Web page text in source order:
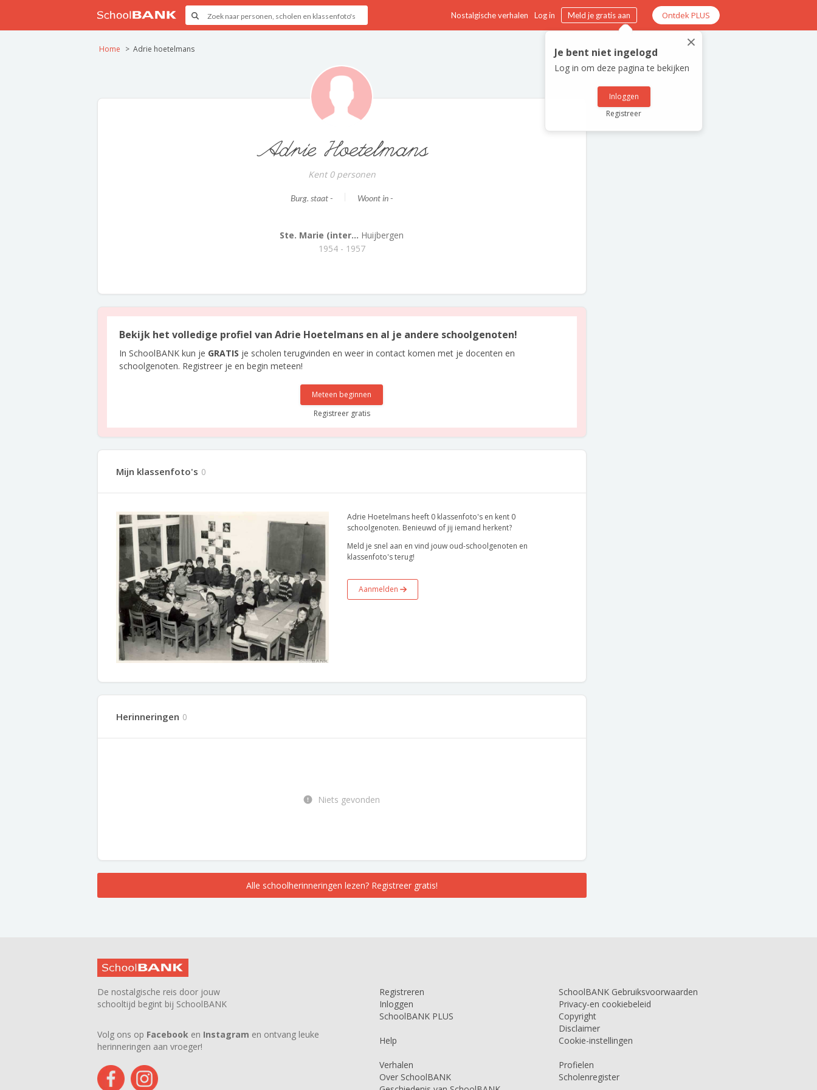
Nostalgische verhalen Log in Meld je gratis aan Ontdek PLUS
×
Je bent niet ingelogd
Log in om deze pagina te bekijken
Inloggen
Registreer
Home Adrie hoetelmans
Adrie Hoetelmans
Kent 0 personen
Burg. staat - Woont in -
Ste. Marie (inter... Huijbergen
1954 - 1957
Bekijk het volledige profiel van Adrie Hoetelmans en al je andere schoolgenoten!
In SchoolBANK kun je GRATIS je scholen terugvinden en weer in contact komen met je docenten en
schoolgenoten. Registreer je en begin meteen!
Meteen beginnen
Registreer gratis
Mijn klassenfoto's 0
Adrie Hoetelmans heeft 0 klassenfoto's en kent 0
schoolgenoten. Benieuwd of jij iemand herkent?
Meld je snel aan en vind jouw oud-schoolgenoten en
klassenfoto's terug!
Aanmelden
Herinneringen 0
Niets gevonden
Alle schoolherinneringen lezen? Registreer gratis!
De nostalgische reis door jouw
schooltijd begint bij SchoolBANK
Volg ons op Facebook en Instagram en ontvang leuke
herinneringen aan vroeger!
Registreren
Inloggen
SchoolBANK PLUS
Help
Verhalen
Over SchoolBANK
SchoolBANK Gebruiksvoorwaarden
Privacy-en cookiebeleid
Copyright
Disclaimer
Cookie-instellingen
Profielen
Scholenregister